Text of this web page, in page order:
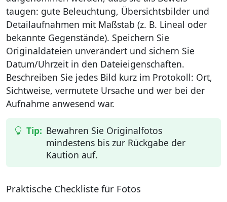
taugen: gute Beleuchtung, Übersichtsbilder und
Detailaufnahmen mit Maßstab (z. B. Lineal oder
bekannte Gegenstände). Speichern Sie
Originaldateien unverändert und sichern Sie
Datum/Uhrzeit in den Dateieigenschaften.
Beschreiben Sie jedes Bild kurz im Protokoll: Ort,
Sichtweise, vermutete Ursache und wer bei der
Aufnahme anwesend war.
Bewahren Sie Originalfotos
mindestens bis zur Rückgabe der
Kaution auf.
Praktische Checkliste für Fotos